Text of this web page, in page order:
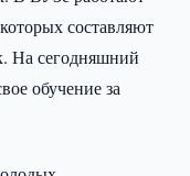
составляют
На сегодняшний
обучение за